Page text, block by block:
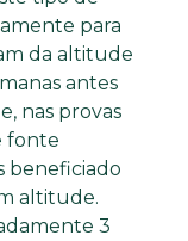
para
da altitude
antes
nas provas
fonte
beneficiado
altitude.
3